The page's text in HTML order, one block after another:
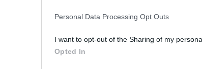
Personal Data Processing Opt Outs
I want to opt-out of the Sharing of my
Opted In